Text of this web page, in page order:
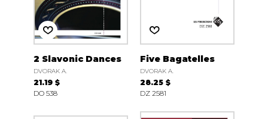
2 Slavonic Dances
DVORAK A.
21.19 $
DO 538
Five Bagatelles
DVORAK A.
28.25 $
DZ 2581